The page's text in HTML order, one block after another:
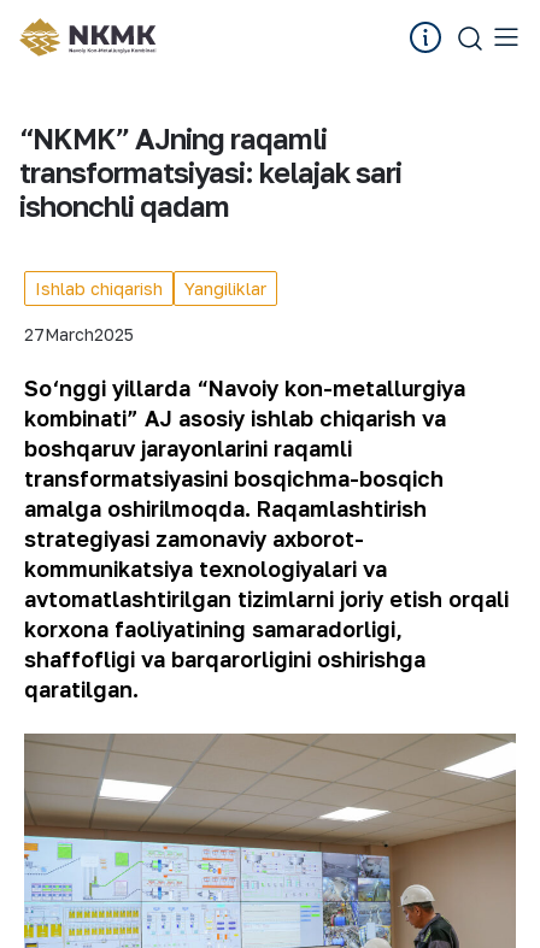
“NKMK” AJning raqamli
transformatsiyasi: kelajak sari
ishonchli qadam
Ishlab chiqarish Yangiliklar
27March2025
So‘nggi yillarda “Navoiy kon-metallurgiya
kombinati” AJ asosiy ishlab chiqarish va
boshqaruv jarayonlarini raqamli
transformatsiyasini bosqichma-bosqich
amalga oshirilmoqda. Raqamlashtirish
strategiyasi zamonaviy axborot-
kommunikatsiya texnologiyalari va
avtomatlashtirilgan tizimlarni joriy etish orqali
korxona faoliyatining samaradorligi,
shaffofligi va barqarorligini oshirishga
qaratilgan.